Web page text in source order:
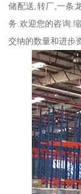
储配送,转厂,一条
务.欢迎您的咨询.
交纳的数量和进步